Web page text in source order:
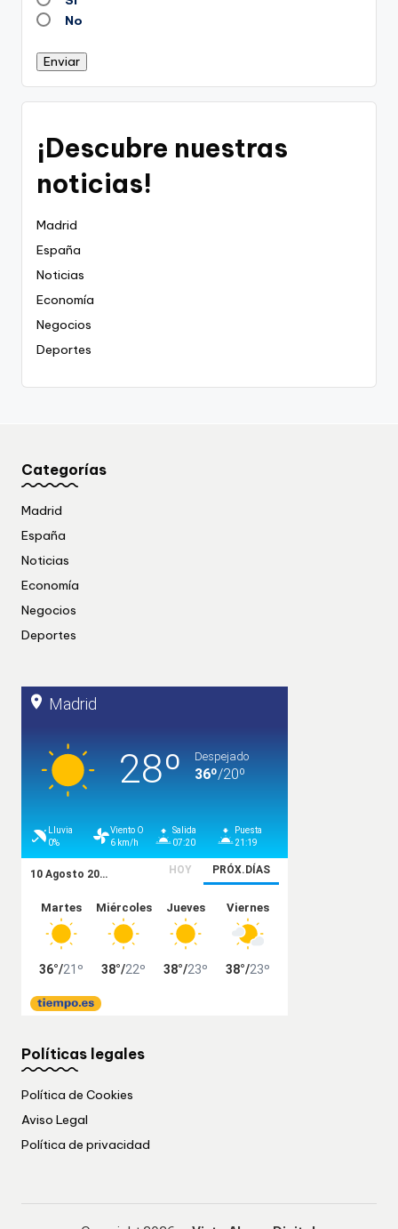
No
Enviar
¡Descubre nuestras
noticias!
Madrid
España
Noticias
Economía
Negocios
Deportes
Categorías
Madrid
España
Noticias
Economía
Negocios
Deportes
Políticas legales
Política de Cookies
Aviso Legal
Política de privacidad